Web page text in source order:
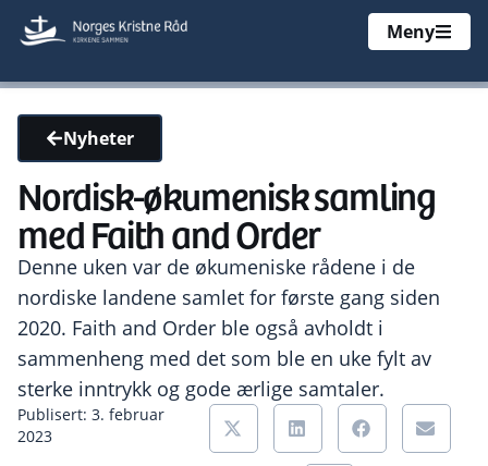
Meny
Nyheter
Nordisk-økumenisk samling
med Faith and Order
Denne uken var de økumeniske rådene i de
nordiske landene samlet for første gang siden
2020. Faith and Order ble også avholdt i
sammenheng med det som ble en uke fylt av
sterke inntrykk og gode ærlige samtaler.
Publisert: 3. februar
2023